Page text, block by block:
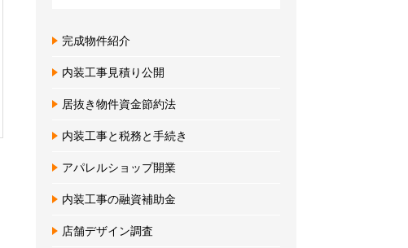
完成物件紹介
内装工事見積り公開
居抜き物件資金節約法
内装工事と税務と手続き
アパレルショップ開業
内装工事の融資補助金
店舗デザイン調査